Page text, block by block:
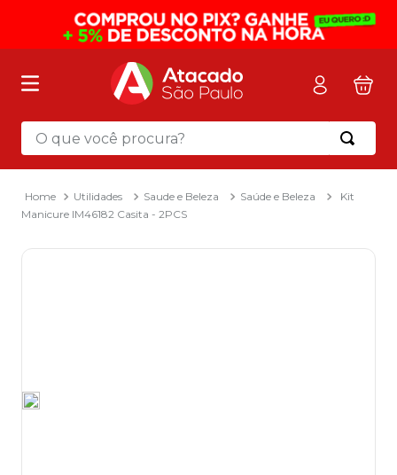
O que você procura?
Utilidades Saude e Beleza Saúde e Beleza
Kit
Manicure IM46182 Casita - 2PCS
Termos mais buscados
mochila
2º sacola
3º mala
8